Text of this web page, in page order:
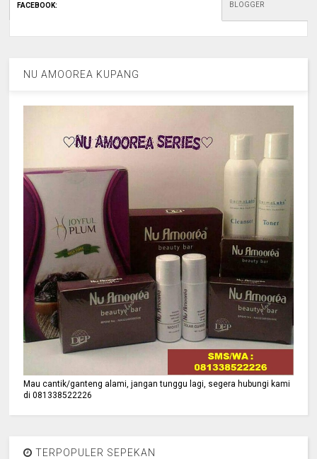
FACEBOOK: BLOGGER
NU AMOOREA KUPANG
Mau cantik/ganteng alami, jangan tunggu lagi, segera hubungi kami
di 081338522226
TERPOPULER SEPEKAN